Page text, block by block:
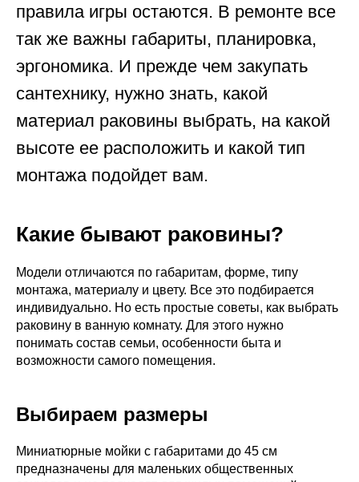
правила игры остаются. В ремонте все
так же важны габариты, планировка,
эргономика. И прежде чем закупать
сантехнику, нужно знать, какой
материал раковины выбрать, на какой
высоте ее расположить и какой тип
монтажа подойдет вам.
Какие бывают раковины?
Модели отличаются по габаритам, форме, типу
монтажа, материалу и цвету. Все это подбирается
индивидуально. Но есть простые советы, как выбрать
раковину в ванную комнату. Для этого нужно
понимать состав семьи, особенности быта и
возможности самого помещения.
Выбираем размеры
Миниатюрные мойки с габаритами до 45 см
предназначены для маленьких общественных